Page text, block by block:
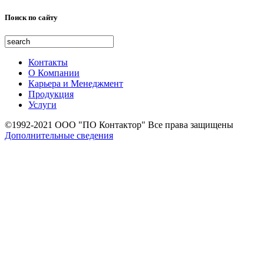
Поиск по сайту
Контакты
О Компании
Карьера и Менеджмент
Продукция
Услуги
©1992-2021 ООО "ПО Контактор" Все права защищены
Дополнительные сведения